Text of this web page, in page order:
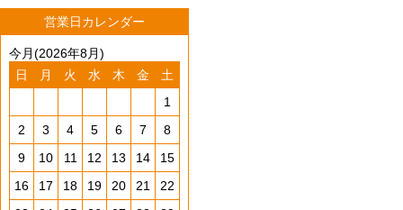
営業日カレンダー
今月(2026年8月)
日
月 火 水 木 金
土
1
2
3 4 5 6 7
8
9
10 11 12 13 14
15
16
17 18 19 20 21
22